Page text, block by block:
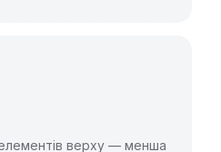
верху — менша